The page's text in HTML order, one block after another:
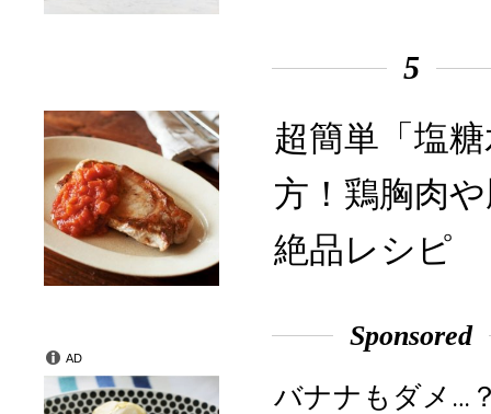
5
超簡単「塩
方！鶏胸肉
絶品レシピ
Sponsored
バナナもダメ…
AD